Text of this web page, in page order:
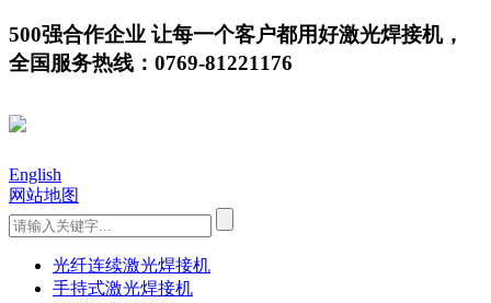
500强合作企业 让每一个客户都用好激光焊接机，
全国服务热线：0769-81221176
English
网站地图
光纤连续激光焊接机
手持式激光焊接机